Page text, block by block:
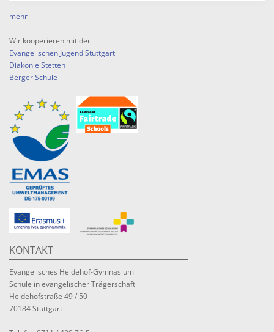
mehr
Wir kooperieren mit der
Evangelischen Jugend Stuttgart
Diakonie Stetten
Berger Schule
KONTAKT
Evangelisches Heidehof-Gymnasium
Schule in evangelischer Trägerschaft
Heidehofstraße 49 / 50
70184 Stuttgart